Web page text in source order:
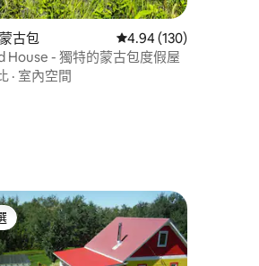
平均評分（滿分 5 分）
古包 從 130 則評價中獲得
4.94 (130)
House - 獨特的蒙古包度假屋
· 室內空間
首